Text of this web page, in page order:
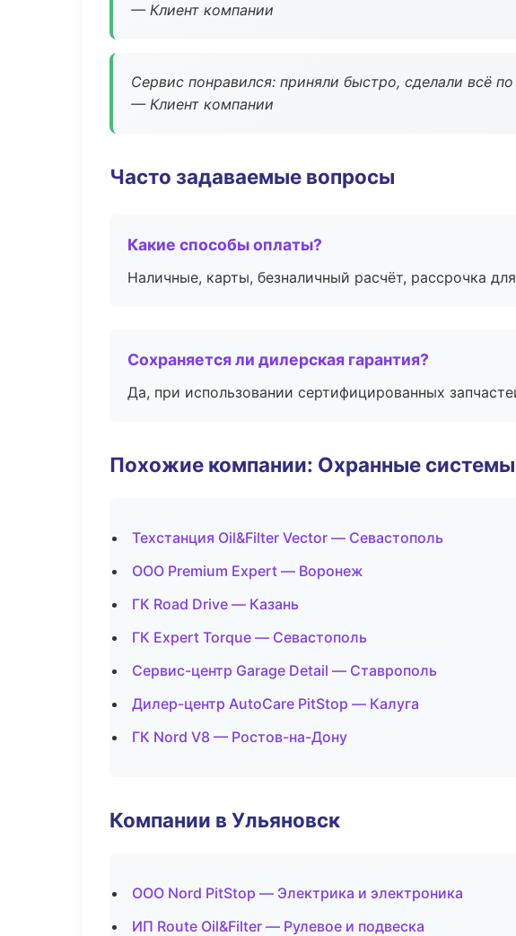
— Клиент компании
Сервис понравился: приняли быстро, сделали всё
— Клиент компании
Часто задаваемые вопросы
Какие способы оплаты?
Наличные, карты, безналичный расчёт, рассрочка
Сохраняется ли дилерская гарантия?
Да, при использовании сертифицированных
Похожие компании: Охранные системы
Техстанция Oil&Filter Vector — Севастополь
ООО Premium Expert — Воронеж
ГК Road Drive — Казань
ГК Expert Torque — Севастополь
Сервис-центр Garage Detail — Ставрополь
Дилер-центр AutoCare PitStop — Калуга
ГК Nord V8 — Ростов-на-Дону
Компании в Ульяновск
ООО Nord PitStop — Электрика и электроника
ИП Route Oil&Filter — Рулевое и подвеска